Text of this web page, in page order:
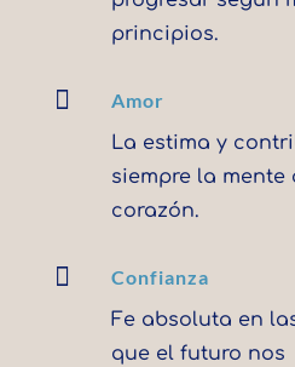
principios.
 Amor
La estima y
siempre la
corazón.
 Confianza
Fe absoluta en
que el futuro